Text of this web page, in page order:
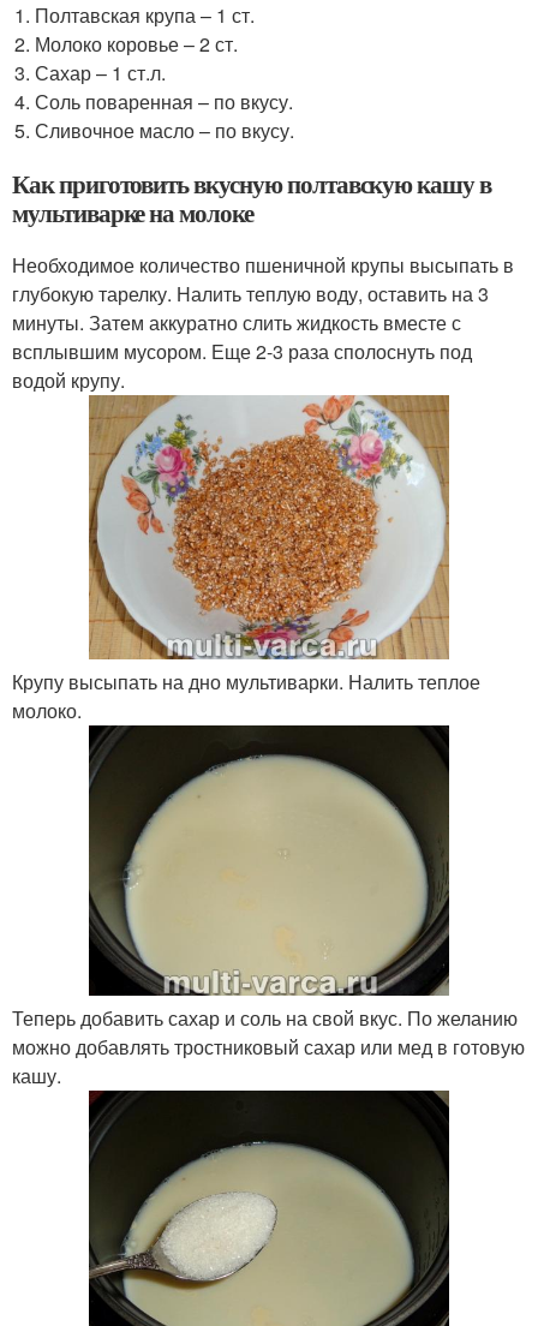
Полтавская крупа – 1 ст.
Молоко коровье – 2 ст.
Сахар – 1 ст.л.
Соль поваренная – по вкусу.
Сливочное масло – по вкусу.
Как приготовить вкусную полтавскую кашу в
мультиварке на молоке
Необходимое количество пшеничной крупы высыпать в
глубокую тарелку. Налить теплую воду, оставить на 3
минуты. Затем аккуратно слить жидкость вместе с
всплывшим мусором. Еще 2-3 раза сполоснуть под
водой крупу.
Крупу высыпать на дно мультиварки. Налить теплое
молоко.
Теперь добавить сахар и соль на свой вкус. По желанию
можно добавлять тростниковый сахар или мед в готовую
кашу.